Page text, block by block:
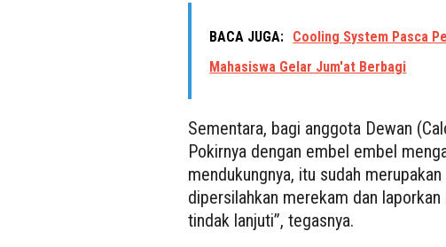
BACA JUGA: Cooling System Pasca
Mahasiswa Gelar Jum'at Berbagi
Sementara, bagi anggota Dewan
Pokirnya dengan embel embel
mendukungnya, itu sudah
dipersilahkan merekam dan
tindak lanjuti”, tegasnya.